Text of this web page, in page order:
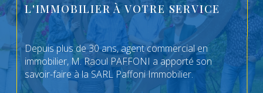
L'IMMOBILIER À VOTRE SERVICE
Depuis plus de 30 ans, agent commercial en
immobilier, M. Raoul PAFFONI a apporté son
savoir-faire à la SARL Paffoni Immobilier.